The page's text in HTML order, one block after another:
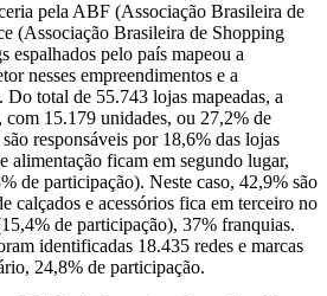
pela ABF (Associação Brasileira de
(Associação Brasileira de Shopping
espalhados pelo país mapeou a
nesses empreendimentos e a
Do total de 55.743 lojas mapeadas, a
com 15.179 unidades, ou 27,2% de
responsáveis por 18,6% das lojas
alimentação ficam em segundo lugar,
de participação). Neste caso, 42,9% são
calçados e acessórios fica em terceiro no
de participação), 37% franquias.
identificadas 18.435 redes e marcas
24,8% de participação.